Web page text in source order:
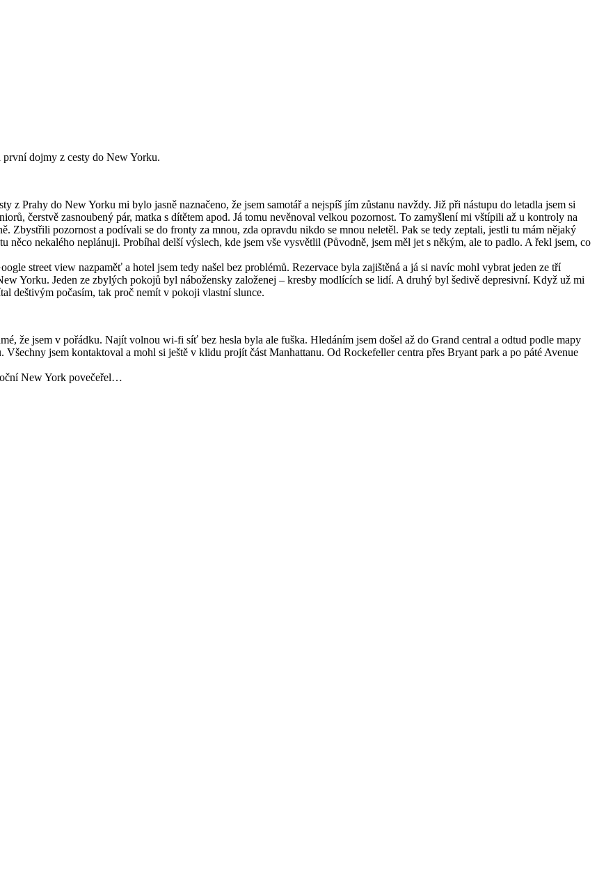
první dojmy z cesty do New Yorku.
z Prahy do New Yorku mi bylo jasně naznačeno, že jsem samotář a nejspíš jím zůstanu navždy. Již při nástupu do letadla jsem si
čerstvě zasnoubený pár, matka s dítětem apod. Já tomu nevěnoval velkou pozornost. To zamyšlení mi vštípili až u kontroly na
Zbystřili pozornost a podívali se do fronty za mnou, zda opravdu nikdo se mnou neletěl. Pak se tedy zeptali, jestli tu mám nějaký
nekalého neplánuji. Probíhal delší výslech, kde jsem vše vysvětlil (Původně, jsem měl jet s někým, ale to padlo. A řekl jsem, co
street view nazpaměť a hotel jsem tedy našel bez problémů. Rezervace byla zajištěná a já si navíc mohl vybrat jeden ze tří
Yorku. Jeden ze zbylých pokojů byl nábožensky založenej – kresby modlících se lidí. A druhý byl šedivě depresivní. Když už mi
deštivým počasím, tak proč nemít v pokoji vlastní slunce.
že jsem v pořádku. Najít volnou wi-fi síť bez hesla byla ale fuška. Hledáním jsem došel až do Grand central a odtud podle mapy
jsem kontaktoval a mohl si ještě v klidu projít část Manhattanu. Od Rockefeller centra přes Bryant park a po páté Avenue
New York povečeřel…